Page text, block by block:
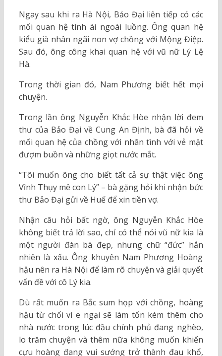
Ngay sau khi ra Hà Nội, Bảo Đại liên tiếp có các
mối quan hệ tình ái ngoài luồng. Ông quan hệ
kiểu già nhân ngãi non vợ chồng với Mộng Điệp.
Sau đó, ông công khai quan hệ với vũ nữ Lý Lệ
Hà.
Trong thời gian đó, Nam Phương biết hết mọi
chuyện.
Trong lần ông Nguyễn Khắc Hòe nhận lời đem
thư của Bảo Đại về Cung An Định, bà đã hỏi về
mối quan hệ của chồng với nhân tình với vẻ mặt
đượm buồn và những giọt nước mắt.
“Tôi muốn ông cho biết tất cả sự thật việc ông
Vĩnh Thụy mê con Lý” – bà gặng hỏi khi nhận bức
thư Bảo Đại gửi về Huế để xin tiền vợ.
Nhận câu hỏi bất ngờ, ông Nguyễn Khắc Hòe
không biết trả lời sao, chỉ có thể nói vũ nữ kia là
một người đàn bà đẹp, nhưng chữ “đức” hẳn
nhiên là xấu. Ông khuyên Nam Phương Hoàng
hậu nên ra Hà Nội để làm rõ chuyện và giải quyết
vấn đề với cô Lý kia.
Dù rất muốn ra Bắc sum họp với chồng, hoàng
hậu từ chối vì e ngại sẽ làm tốn kém thêm cho
nhà nước trong lúc đầu chính phủ đang nghèo,
lo trăm chuyện và thêm nữa không muốn khiến
cựu hoàng đang vui sướng trở thành đau khổ,